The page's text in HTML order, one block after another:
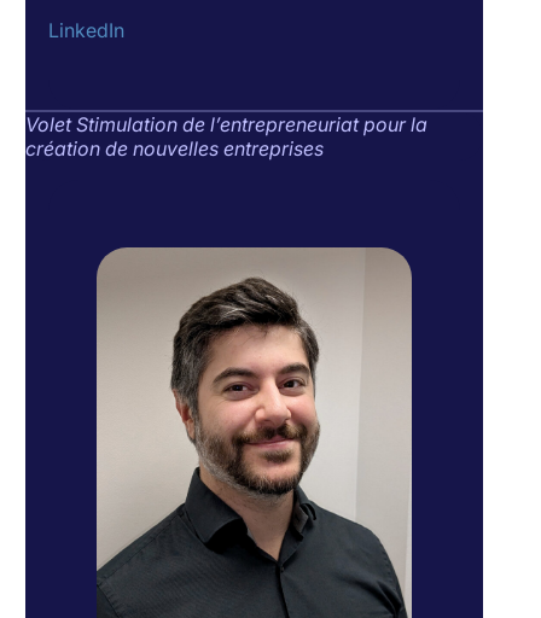
LinkedIn
Volet Stimulation de l’entrepreneuriat pour la
création de nouvelles entreprises